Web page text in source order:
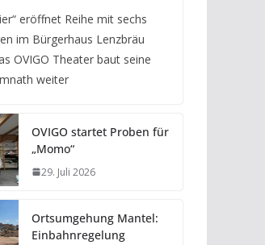
eröffnet Reihe mit sechs
im Bürgerhaus Lenzbräu
OVIGO Theater baut seine
weiter
OVIGO startet Proben für
„Momo“
29. Juli 2026
Ortsumgehung Mantel:
Einbahnregelung